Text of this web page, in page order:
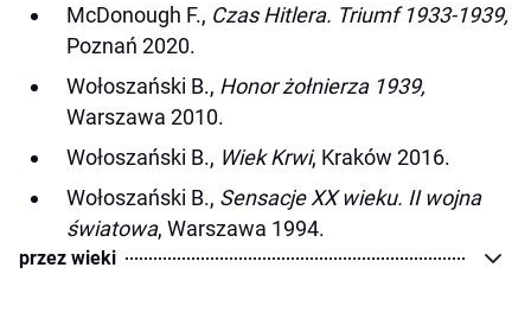
McDonough F., Czas Hitlera. Triumf 1933-1939,
Poznań 2020.
Wołoszański B., Honor żołnierza 1939,
Warszawa 2010.
Wołoszański B., Wiek Krwi, Kraków 2016.
Wołoszański B., Sensacje XX wieku. II wojna
światowa, Warszawa 1994.
przez wieki